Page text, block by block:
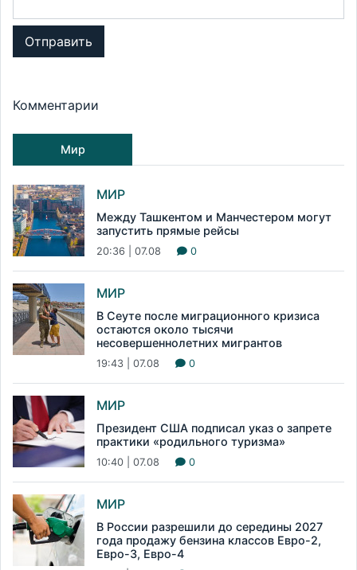
Отправить
Комментарии
Мир
МИР
Между Ташкентом и Манчестером могут
запустить прямые рейсы
20:36 | 07.08 0
МИР
В Сеуте после миграционного кризиса
остаются около тысячи
несовершеннолетних мигрантов
19:43 | 07.08 0
МИР
Президент США подписал указ о запрете
практики «родильного туризма»
10:40 | 07.08 0
МИР
В России разрешили до середины 2027
года продажу бензина классов Евро-2,
Евро-3, Евро-4